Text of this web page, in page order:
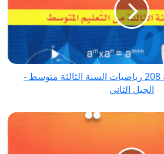
حل تمرين 19 صفحة 208 رياضيات السنة الثالثة متوسط -
الجيل الثاني